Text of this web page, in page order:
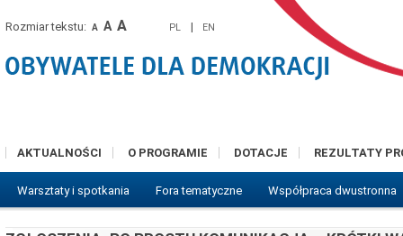
Rozmiar tekstu: A A A PL | EN
AKTUALNOŚCI O PROGRAMIE DOTACJE REZULTATY
Warsztaty i spotkania Fora tematyczne Współpraca dwustronna